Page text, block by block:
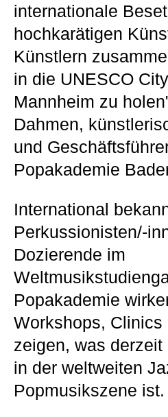
internationale
hochkarätigen
Künstlern
in die UNESCO
Mannheim zu
Dahmen,
und
Popakademie
International
Perkussionisten/-
Dozierende im
Popakademie
Workshops, Clinics
zeigen, was
in der weltweiten
Popmusikszene ist.